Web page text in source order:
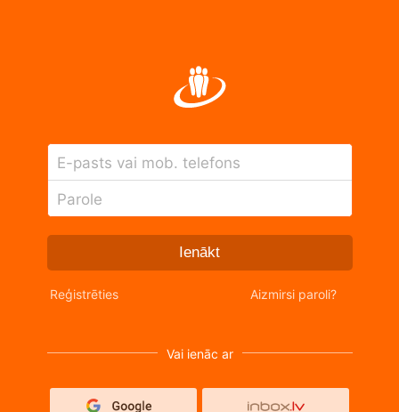
E-pasts vai mob. telefons
Parole
Ienākt
Reģistrēties Aizmirsi paroli?
Vai ienāc ar